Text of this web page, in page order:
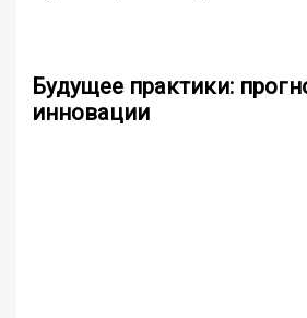
Будущее практики:
инновации